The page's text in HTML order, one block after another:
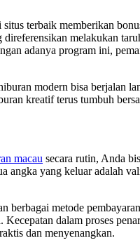
situs terbaik memberikan
melakukan
adanya program ini,
modern bisa berjalan
kreatif terus tumbuh
macau secara rutin, Anda
angka yang keluar adalah
berbagai metode
dalam proses
dan menyenangkan.